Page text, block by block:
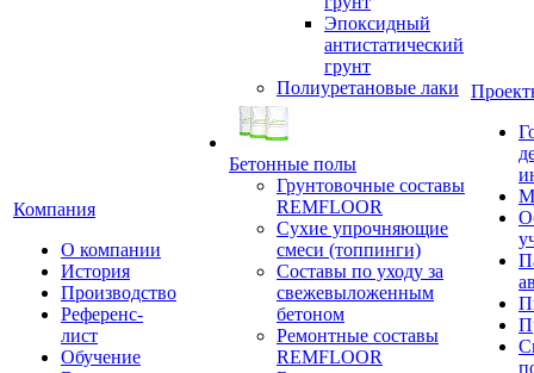
Компания
О компании
История
Производство
Референс-
лист
Обучение
Эпоксидный
антистатический
грунт
Полиуретановые лаки
Бетонные полы
Грунтовочные составы
REMFLOOR
Сухие упрочняющие
смеси (топпинги)
Составы по уходу за
свежевыложенным
бетоном
Ремонтные составы
REMFLOOR